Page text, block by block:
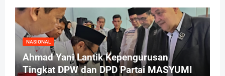
NASIONAL
Ahmad Yani Lantik Kepengurusan
Tingkat DPW dan DPD Partai MASYUMI